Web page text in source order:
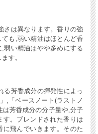
さは異なります。香りの強
も,弱い精油はほとんど香
弱い精油はやや多めにする
す。
る芳香成分の揮発性によっ
,「ベースノート(ラストノ
は芳香成分の分子量や,分子
す。ブレンドされた香りは
飛んでいきます。そのた